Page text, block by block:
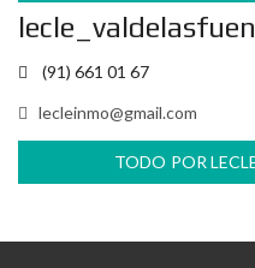
(91) 661 01 67
lecleinmo@gmail.com
TODO POR